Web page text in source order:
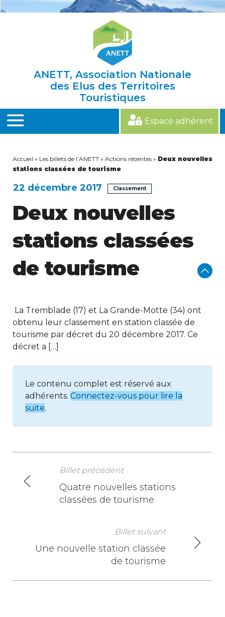
ANETT, Association Nationale
des Elus des Territoires
Touristiques
MENU
Espace adhérent
Accueil » Les billets de l’ANETT » Actions récentes » Deux nouvelles
stations classées de tourisme
22 décembre 2017 Classement
Deux nouvelles
stations classées
de tourisme
La Tremblade (17) et La Grande-Motte (34) ont
obtenu leur classement en station classée de
tourisme par décret du 20 décembre 2017. Ce
décret a […]
Le contenu complet est réservé aux
adhérents. Connectez-vous pour lire la
suite.
N
a
Billet précédent
Quatre nouvelles stations
classées de tourisme
Billet suivant
Une nouvelle station classée
de tourisme